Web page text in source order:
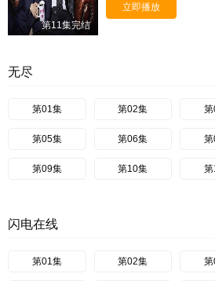
第11集完结
立即播放
无尽
第01集 第02集
第05集 第06集
第09集 第10集
闪电在线
第01集 第02集